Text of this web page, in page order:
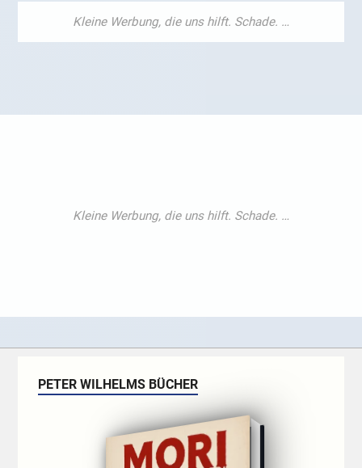
PETER WILHELMS BÜCHER